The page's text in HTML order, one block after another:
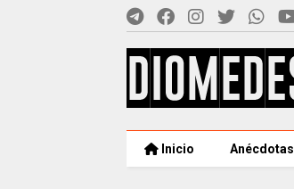
Inicio Anécdotas